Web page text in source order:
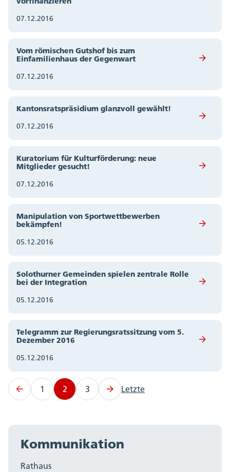
07.12.2016
Vom römischen Gutshof bis zum
Einfamilienhaus der Gegenwart
07.12.2016
Kantonsratspräsidium glanzvoll gewählt!
07.12.2016
Kuratorium für Kulturförderung: neue
Mitglieder gesucht!
07.12.2016
Manipulation von Sportwettbewerben
bekämpfen!
05.12.2016
Solothurner Gemeinden spielen zentrale Rolle
bei der Integration
05.12.2016
Telegramm zur Regierungsratssitzung vom 5.
Dezember 2016
05.12.2016
1 2 3 Letzte
Kommunikation
Rathaus